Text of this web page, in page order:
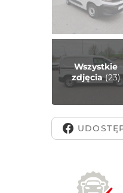
Wszystkie
zdjęcia(23)